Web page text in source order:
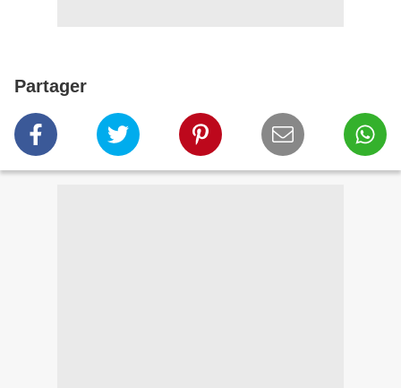
Partager